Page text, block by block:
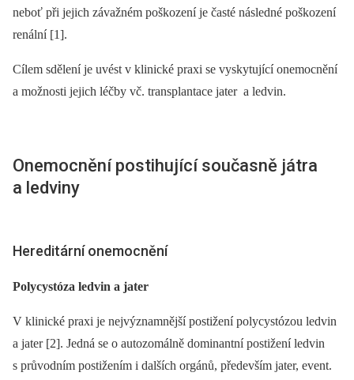
neboť při jejich závažném poškození je časté následné poškození
renální [1].
Cílem sdělení je uvést v klinické praxi se vyskytující onemocnění
a možnosti jejich léčby vč. transplantace jater a ledvin.
Onemocnění postihující současně játra
a ledviny
Hereditární onemocnění
Polycystóza ledvin a jater
V klinické praxi je nejvýznamnější postižení polycystózou ledvin
a jater [2]. Jedná se o autozomálně dominantní postižení ledvin
s průvodním postižením i dalších orgánů, především jater, event.